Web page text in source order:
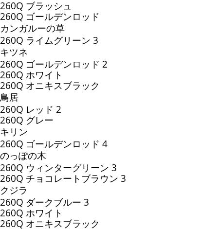
260Q ブラッシュ
260Q ゴールデンロッド
カンガルーの草
260Q ライムグリーン 3
キツネ
260Q ゴールデンロッド 2
260Q ホワイト
260Q オニキスブラック
鳥居
260Q レッド 2
260Q グレー
キリン
260Q ゴールデンロッド 4
のっぽの木
260Q ウィンターグリーン 3
260Q チョコレートブラウン 3
クジラ
260Q ダークブルー 3
260Q ホワイト
260Q オニキスブラック